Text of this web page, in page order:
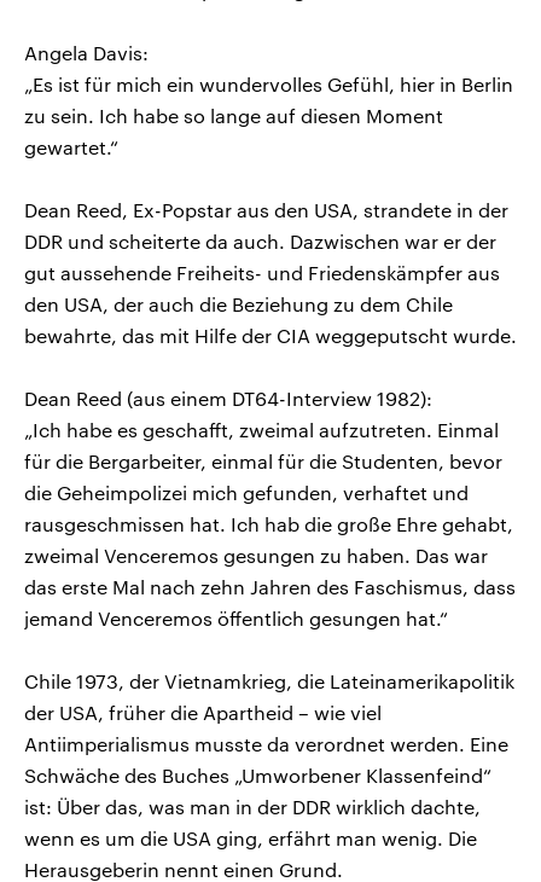
Angela Davis:
„Es ist für mich ein wundervolles Gefühl, hier in Berlin
zu sein. Ich habe so lange auf diesen Moment
gewartet.“
Dean Reed, Ex-Popstar aus den USA, strandete in der
DDR und scheiterte da auch. Dazwischen war er der
gut aussehende Freiheits- und Friedenskämpfer aus
den USA, der auch die Beziehung zu dem Chile
bewahrte, das mit Hilfe der CIA weggeputscht wurde.
Dean Reed (aus einem DT64-Interview 1982):
„Ich habe es geschafft, zweimal aufzutreten. Einmal
für die Bergarbeiter, einmal für die Studenten, bevor
die Geheimpolizei mich gefunden, verhaftet und
rausgeschmissen hat. Ich hab die große Ehre gehabt,
zweimal Venceremos gesungen zu haben. Das war
das erste Mal nach zehn Jahren des Faschismus, dass
jemand Venceremos öffentlich gesungen hat.“
Chile 1973, der Vietnamkrieg, die Lateinamerikapolitik
der USA, früher die Apartheid – wie viel
Antiimperialismus musste da verordnet werden. Eine
Schwäche des Buches „Umworbener Klassenfeind“
ist: Über das, was man in der DDR wirklich dachte,
wenn es um die USA ging, erfährt man wenig. Die
Herausgeberin nennt einen Grund.